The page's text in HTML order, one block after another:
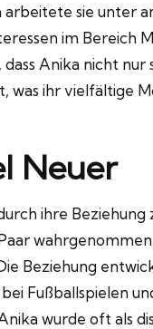
sie unter
im Bereich
Anika nicht
was ihr vielfältige
Neuer
ihre
Beziehung
Fußballspielen
wurde oft als